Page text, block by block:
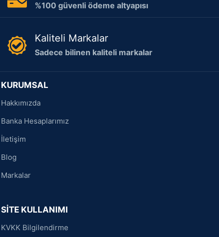
%100 güvenli ödeme altyapısı
Kaliteli Markalar
Sadece bilinen kaliteli markalar
KURUMSAL
Hakkımızda
Banka Hesaplarımız
İletişim
Blog
Markalar
SİTE KULLANIMI
KVKK Bilgilendirme